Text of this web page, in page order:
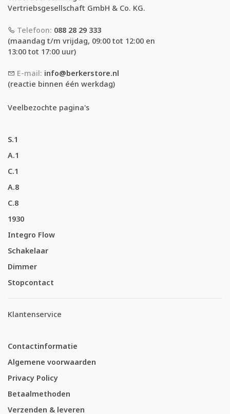
Vertriebsgesellschaft GmbH & Co. KG.
Telefoon: 088 28 29 333
(maandag t/m vrijdag, 09:00 tot 12:00 en
13:00 tot 17:00 uur)
E-mail: info@berkerstore.nl
(reactie binnen één werkdag)
Veelbezochte pagina's
S.1
A.1
C.1
A.8
C.8
1930
Integro Flow
Schakelaar
Dimmer
Stopcontact
Klantenservice
Contactinformatie
Algemene voorwaarden
Privacy Policy
Betaalmethoden
Verzenden & leveren